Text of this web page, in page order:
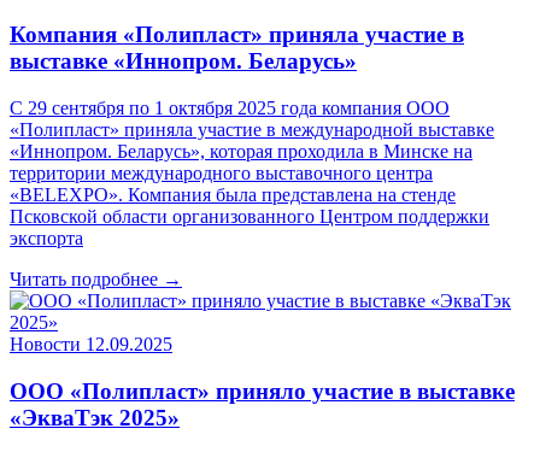
Компания «Полипласт» приняла участие в
выставке «Иннопром. Беларусь»
С 29 сентября по 1 октября 2025 года компания ООО
«Полипласт» приняла участие в международной выставке
«Иннопром. Беларусь», которая проходила в Минске на
территории международного выставочного центра
«BELEXPO». Компания была представлена на стенде
Псковской области организованного Центром поддержки
экспорта
Читать подробнее →
Новости 12.09.2025
ООО «Полипласт» приняло участие в выставке
«ЭкваТэк 2025»